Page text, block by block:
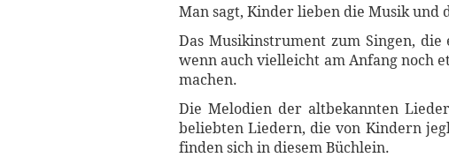
Man sagt, Kinder lieben die Musik und
Das Musikinstrument zum Singen,
wenn auch vielleicht am Anfang noch
machen.
Die Melodien der altbekannten
beliebten Liedern, die von Kindern
finden sich in diesem Büchlein.